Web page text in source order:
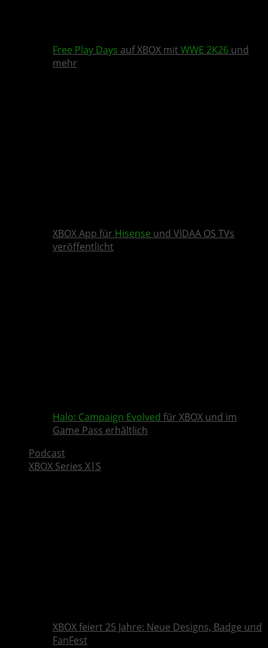
Free Play Days auf XBOX mit WWE 2K26 und
mehr
XBOX App für Hisense und VIDAA OS TVs
veröffentlicht
Halo: Campaign Evolved für XBOX und im
Game Pass erhältlich
Podcast
XBOX Series X|S
XBOX feiert 25 Jahre: Neue Designs, Badge und
FanFest